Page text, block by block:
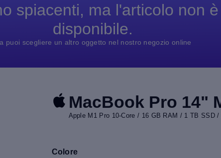
spiacenti, ma l'articolo non è
disponibile.
puoi scegliere un altro oggetto nel nostro negozio online
MacBook Pro 14"
Apple M1 Pro 10-Core / 16 GB RAM / 1 TB SSD
Colore